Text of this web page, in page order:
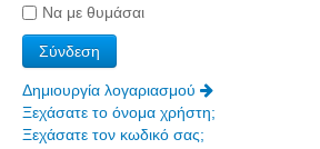
Να με θυμάσαι
Δημιουργία λογαριασμού
Ξεχάσατε το όνομα χρήστη;
Ξεχάσατε τον κωδικό σας;